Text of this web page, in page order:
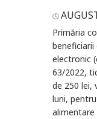
Primăria
electronic
63/2022,
de 250 lei,
luni,
alimentare